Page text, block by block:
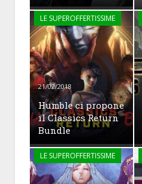
LE SUPEROFFERTISSIME
21/02/2018
Humble ci propone
il Classics Return
Bundle
LE SUPEROFFERTISSIME